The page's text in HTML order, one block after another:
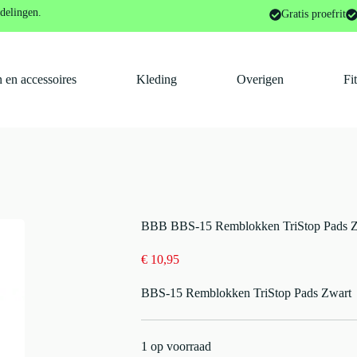
Gratis proefrit
en accessoires Kleding Overigen
en -accessoires BBB BBS-15 Remblokken TriStop
BBB BBS-15 Remblokken TriStop Pads
€10,95
BBS-15 Remblokken TriStop Pads Zwart
1 op voorraad